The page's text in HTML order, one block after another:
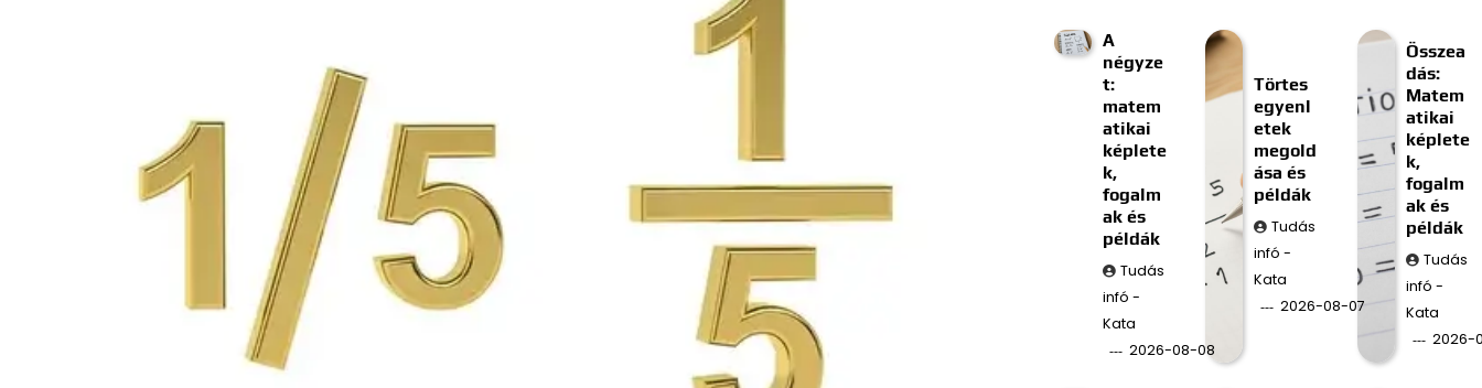
A
négyze
t:
matem
atikai
képlete
k,
fogalm
ak és
példák
Tudás
infó -
Kata
2026-08-08
Törtes
egyenl
etek
megold
ása és
példák
Tudás
infó -
Kata
2026-08-07
Összea
dás:
Matem
atikai
képlete
k,
fogalm
ak és
példák
Tudás
infó -
Kata
2026-